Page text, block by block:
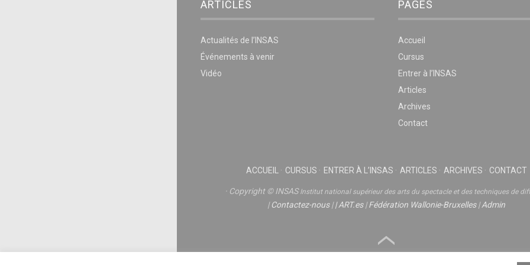
ARTICLES
Actualités de l’INSAS
Événements à venir
Vidéo
PAGES
Accueil
Cursus
Entrer à l’INSAS
Articles
Archives
Contact
ACCUEIL CURSUS ENTRER À L’INSAS ARTICLES ARCHIVES CONTACT
Copyright © INSASInstitut national supérieur des arts du spectacle et des techniques de
|Contactez-nous||ART.es|Fédération Wallonie-Bruxelles|Admin